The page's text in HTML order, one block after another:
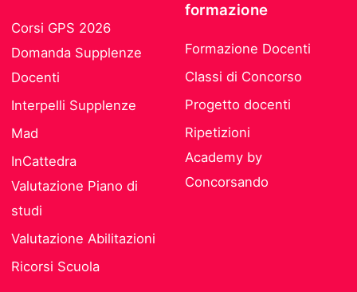
Corsi GPS 2026
Domanda Supplenze
Docenti
Interpelli Supplenze
Mad
InCattedra
Valutazione Piano di
studi
Valutazione Abilitazioni
Ricorsi Scuola
formazione
Formazione Docenti
Classi di Concorso
Progetto docenti
Ripetizioni
Academy by
Concorsando